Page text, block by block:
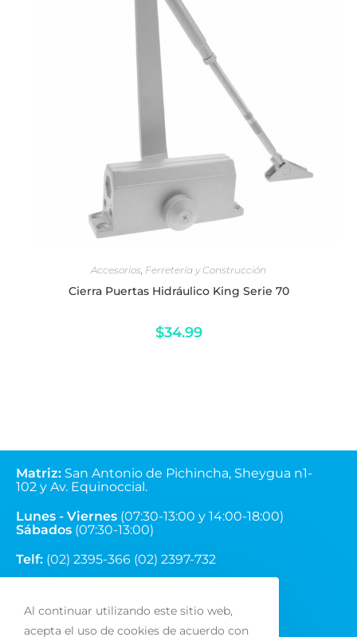
Accesorios Ferretería y Construcción
Cierra Puertas Hidráulico King Serie 70
$34.99
Matriz: San Antonio de Pichincha, Sheygua n1-
102 y Av. Equinoccial.
Lunes - Viernes (07:30-13:00 y 14:00-18:00)
Sábados (07:30-13:00)
Telf: (02) 2395-366 (02) 2397-732
Al continuar utilizando este sitio web,
acepta el uso de cookies de acuerdo con